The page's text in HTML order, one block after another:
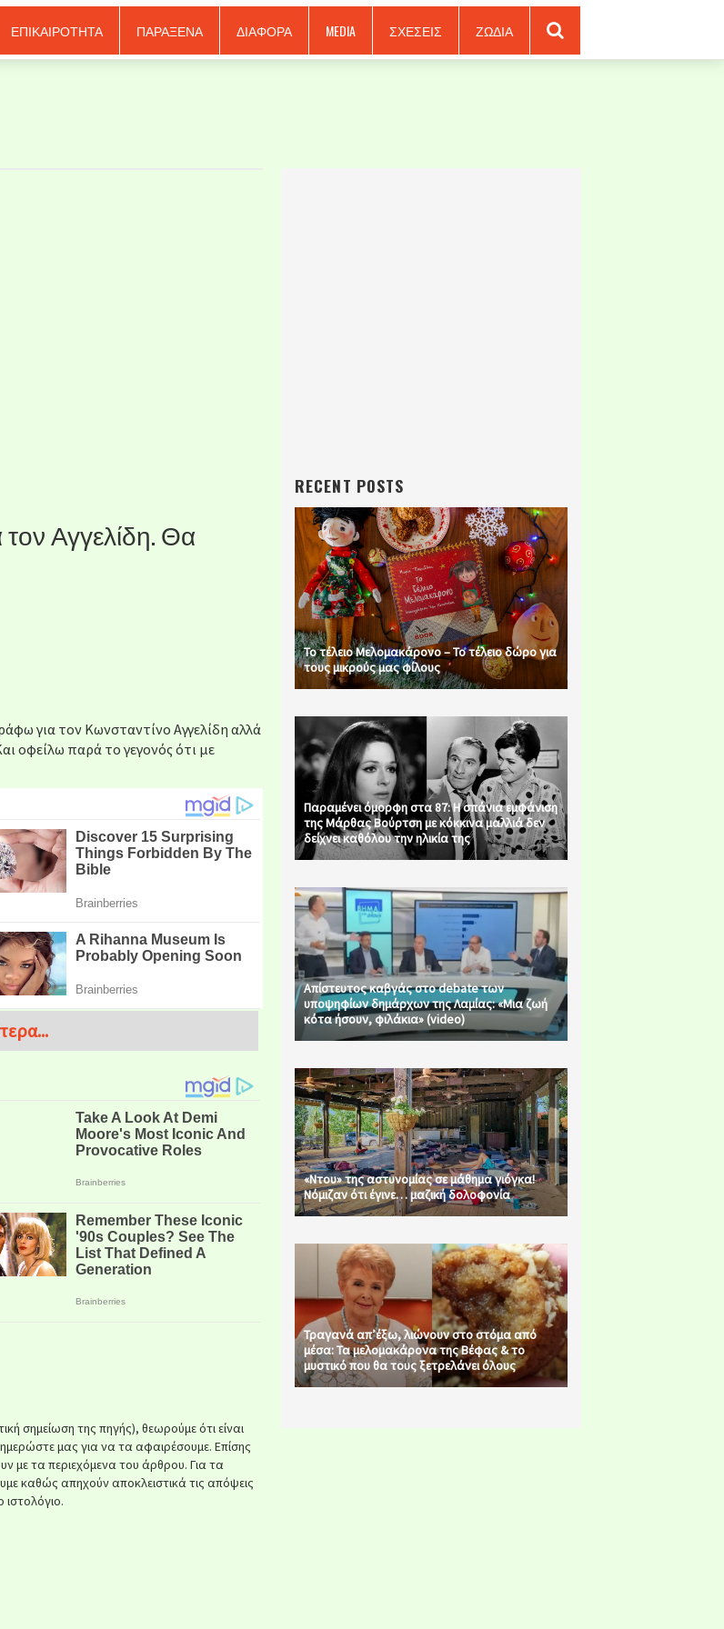
ΕΠΙΚΑΙΡΟΤΗΤΑ ΠΑΡΑΞΕΝΑ ΔΙΑΦΟΡΑ MEDIA ΣΧΕΣΕΙΣ ΖΩΔΙΑ
Αγγελίδη. Θα
για τον Κωνσταντίνο Αγγελίδη αλλά
οφείλω παρά το γεγονός ότι με
σημείωση της πηγής), θεωρούμε ότι είναι
μας για να τα αφαιρέσουμε. Επίσης
με τα περιεχόμενα του άρθρου. Για τα
καθώς απηχούν αποκλειστικά τις απόψεις
RECENT POSTS
Το τέλειο Μελομακάρονο – Το τέλειο δώρο για
τους μικρούς μας φίλους
Παραμένει όμορφη στα 87: Η σπάνια εμφάνιση
της Μάρθας Βούρτση με κόκκινα μαλλιά δεν
δείχνει καθόλου την ηλικία της
Απίστευτος καβγάς στο debate των
υποψηφίων δημάρχων της Λαμίας: «Μια ζωή
κότα ήσουν, φιλάκια» (video)
«Ντου» της αστυνομίας σε μάθημα γιόγκα!
Νόμιζαν ότι έγινε… μαζική δολοφονία
Τραγανά απ’έξω, λιώνουν στο στόμα από
μέσα: Τα μελομακάρονα της Βέφας & το
μυστικό που θα τους ξετρελάνει όλους